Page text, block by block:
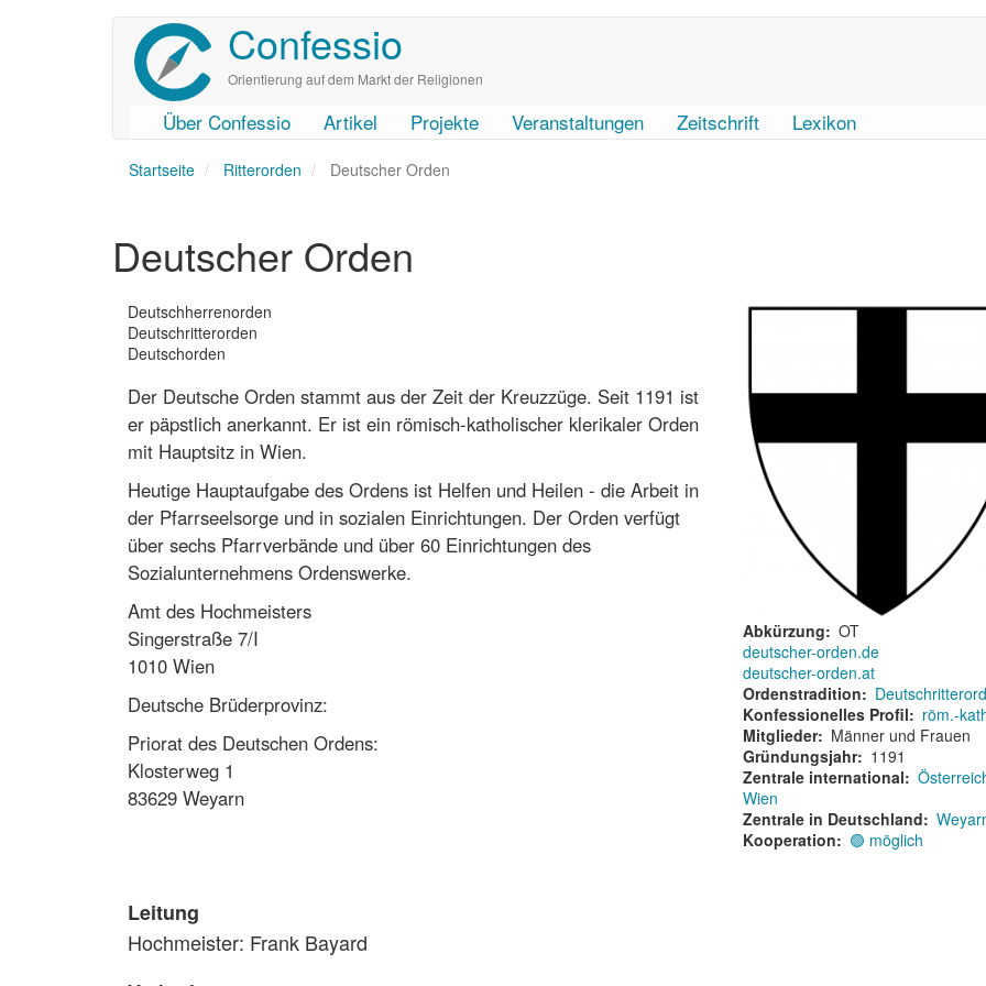
Confessio
Orientierung auf dem Markt der Religionen
User
account
Main
navigation
Über Confessio Artikel Projekte Veranstaltungen Zeitschrift Lexikon
Startseite Ritterorden Deutscher Orden
Deutscher Orden
Ordensnamen
Deutschherrenorden
Deutschritterorden
Deutschorden
Der Deutsche Orden stammt aus der Zeit der Kreuzzüge. Seit 1191 ist
er päpstlich anerkannt. Er ist ein römisch-katholischer klerikaler Orden
mit Hauptsitz in Wien.
Heutige Hauptaufgabe des Ordens ist Helfen und Heilen - die Arbeit in
der Pfarrseelsorge und in sozialen Einrichtungen. Der Orden verfügt
über sechs Pfarrverbände und über 60 Einrichtungen des
Sozialunternehmens Ordenswerke.
Amt des Hochmeisters
Singerstraße 7/I
1010 Wien
Deutsche Brüderprovinz:
Priorat des Deutschen Ordens:
Klosterweg 1
83629 Weyarn
Leitung
Hochmeister: Frank Bayard
Abkürzung
OT
deutscher-orden.de
deutscher-orden.at
Ordenstradition
Konfessionelles Profil
röm.-
Mitglieder
Männer und Frauen
Gründungsjahr
1191
Zentrale international
Wien
Zentrale in Deutschland
Kooperation
🟢 möglich